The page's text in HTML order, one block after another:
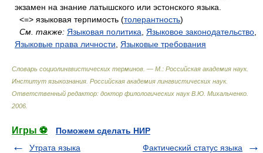
экзамен на знание латышского или эстонского языка.
<=> языковая терпимость (толерантность)
См. также: Языковая политика Языковое законодательство
Языковые права личности
Языковые требования
Словарь социолингвистических терминов. — М.: Российская академия наук.
Институт языкознания. Российская академия лингвистических наук.
Ответственный редактор: доктор филологических наук В.Ю. Михальченко
2006
Игры ⚽
Поможем сделать НИР
Утрата языка
Фактический статус языка